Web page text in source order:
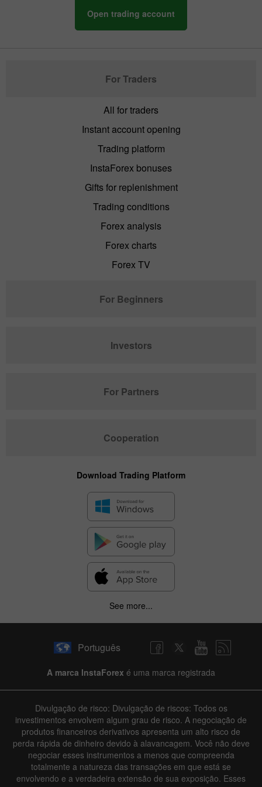
Open trading account
For Traders
All for traders
Instant account opening
Trading platform
InstaForex bonuses
Gifts for replenishment
Trading conditions
Forex analysis
Forex charts
Forex TV
For Beginners
Investors
For Partners
Cooperation
Download Trading Platform
See more...
Português
A marca InstaForex é uma marca registrada
Divulgação de risco: Divulgação de riscos: Todos os
investimentos envolvem algum grau de risco. A negociação de
produtos financeiros derivativos apresenta um alto risco de
perda rápida de dinheiro devido à alavancagem. Você não deve
negociar esses instrumentos a menos que compreenda
totalmente a natureza das transações em que está se
envolvendo e a verdadeira extensão de sua exposição. Esses